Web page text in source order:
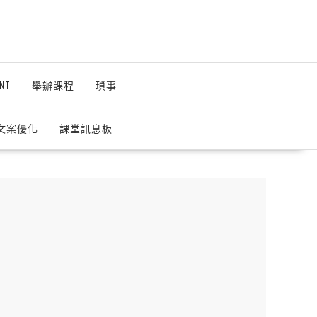
舉辦課程 瑣事
案優化 課堂訊息板